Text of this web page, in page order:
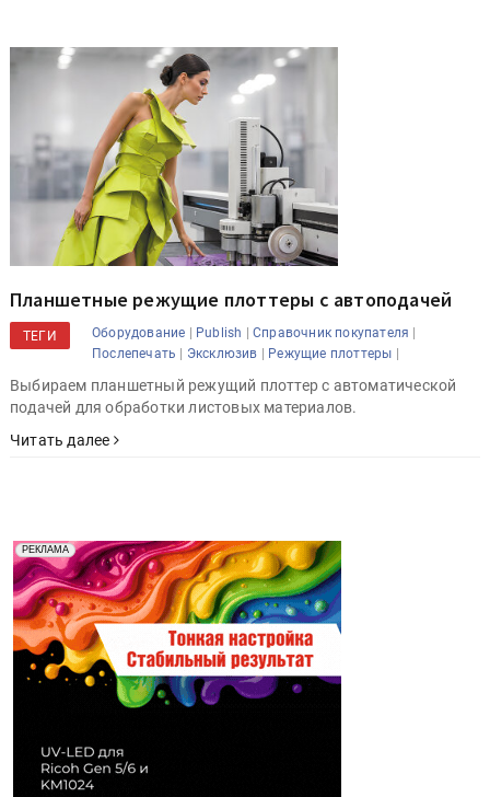
Планшетные режущие плоттеры с автоподачей
ТЕГИ Оборудование | Publish |Справочник покупателя |
Послепечать | Эксклюзив | Режущие плоттеры |
Выбираем планшетный режущий плоттер с автоматической
подачей для обработки листовых материалов.
Читать далее
РЕКЛАМА
Реклама. Рекламодатель ООО "Передовые Системы
Печати" erid: 2SDnjd2d4Qz